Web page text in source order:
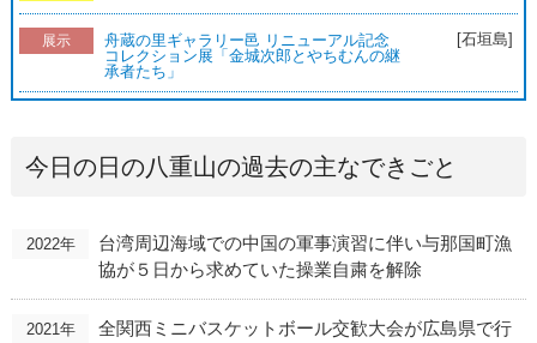
展示
舟蔵の里ギャラリー邑 リニューアル記念
コレクション展「金城次郎とやちむんの継
承者たち」
[石垣島]
今日の日の八重山の過去の主なできごと
2022年
台湾周辺海域での中国の軍事演習に伴い与那国町漁
協が５日から求めていた操業自粛を解除
2021年
全関西ミニバスケットボール交歓大会が広島県で行